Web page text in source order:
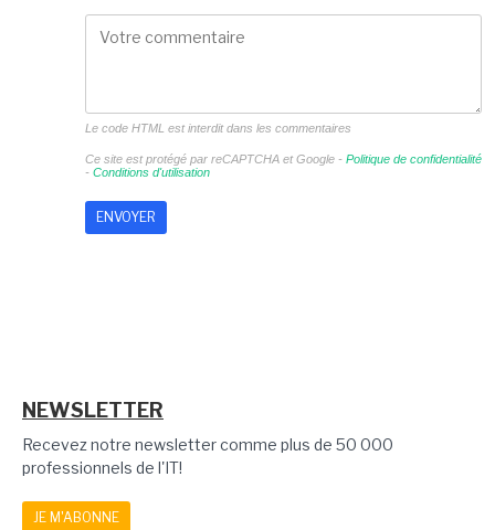
Le code HTML est interdit dans les commentaires
Ce site est protégé par reCAPTCHA et Google - Politique de confidentialité
- Conditions d'utilisation
NEWSLETTER
Recevez notre newsletter comme plus de 50 000
professionnels de l'IT!
JE M'ABONNE